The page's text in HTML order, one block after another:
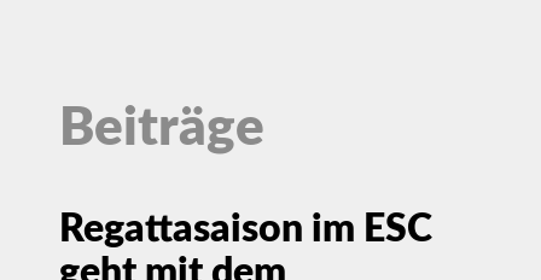
Beiträge
Regattasaison im ESC